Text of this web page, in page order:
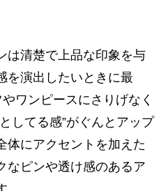
は清楚で上品な印象を与
を演出したいときに最
ワンピースにさりげなく
してる感”がぐんとアップ
体にアクセントを加えた
なピンや透け感のあるア